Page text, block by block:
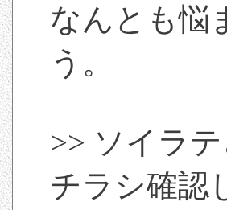
なんとも悩
う。
>> ソイラ
チラシ確認